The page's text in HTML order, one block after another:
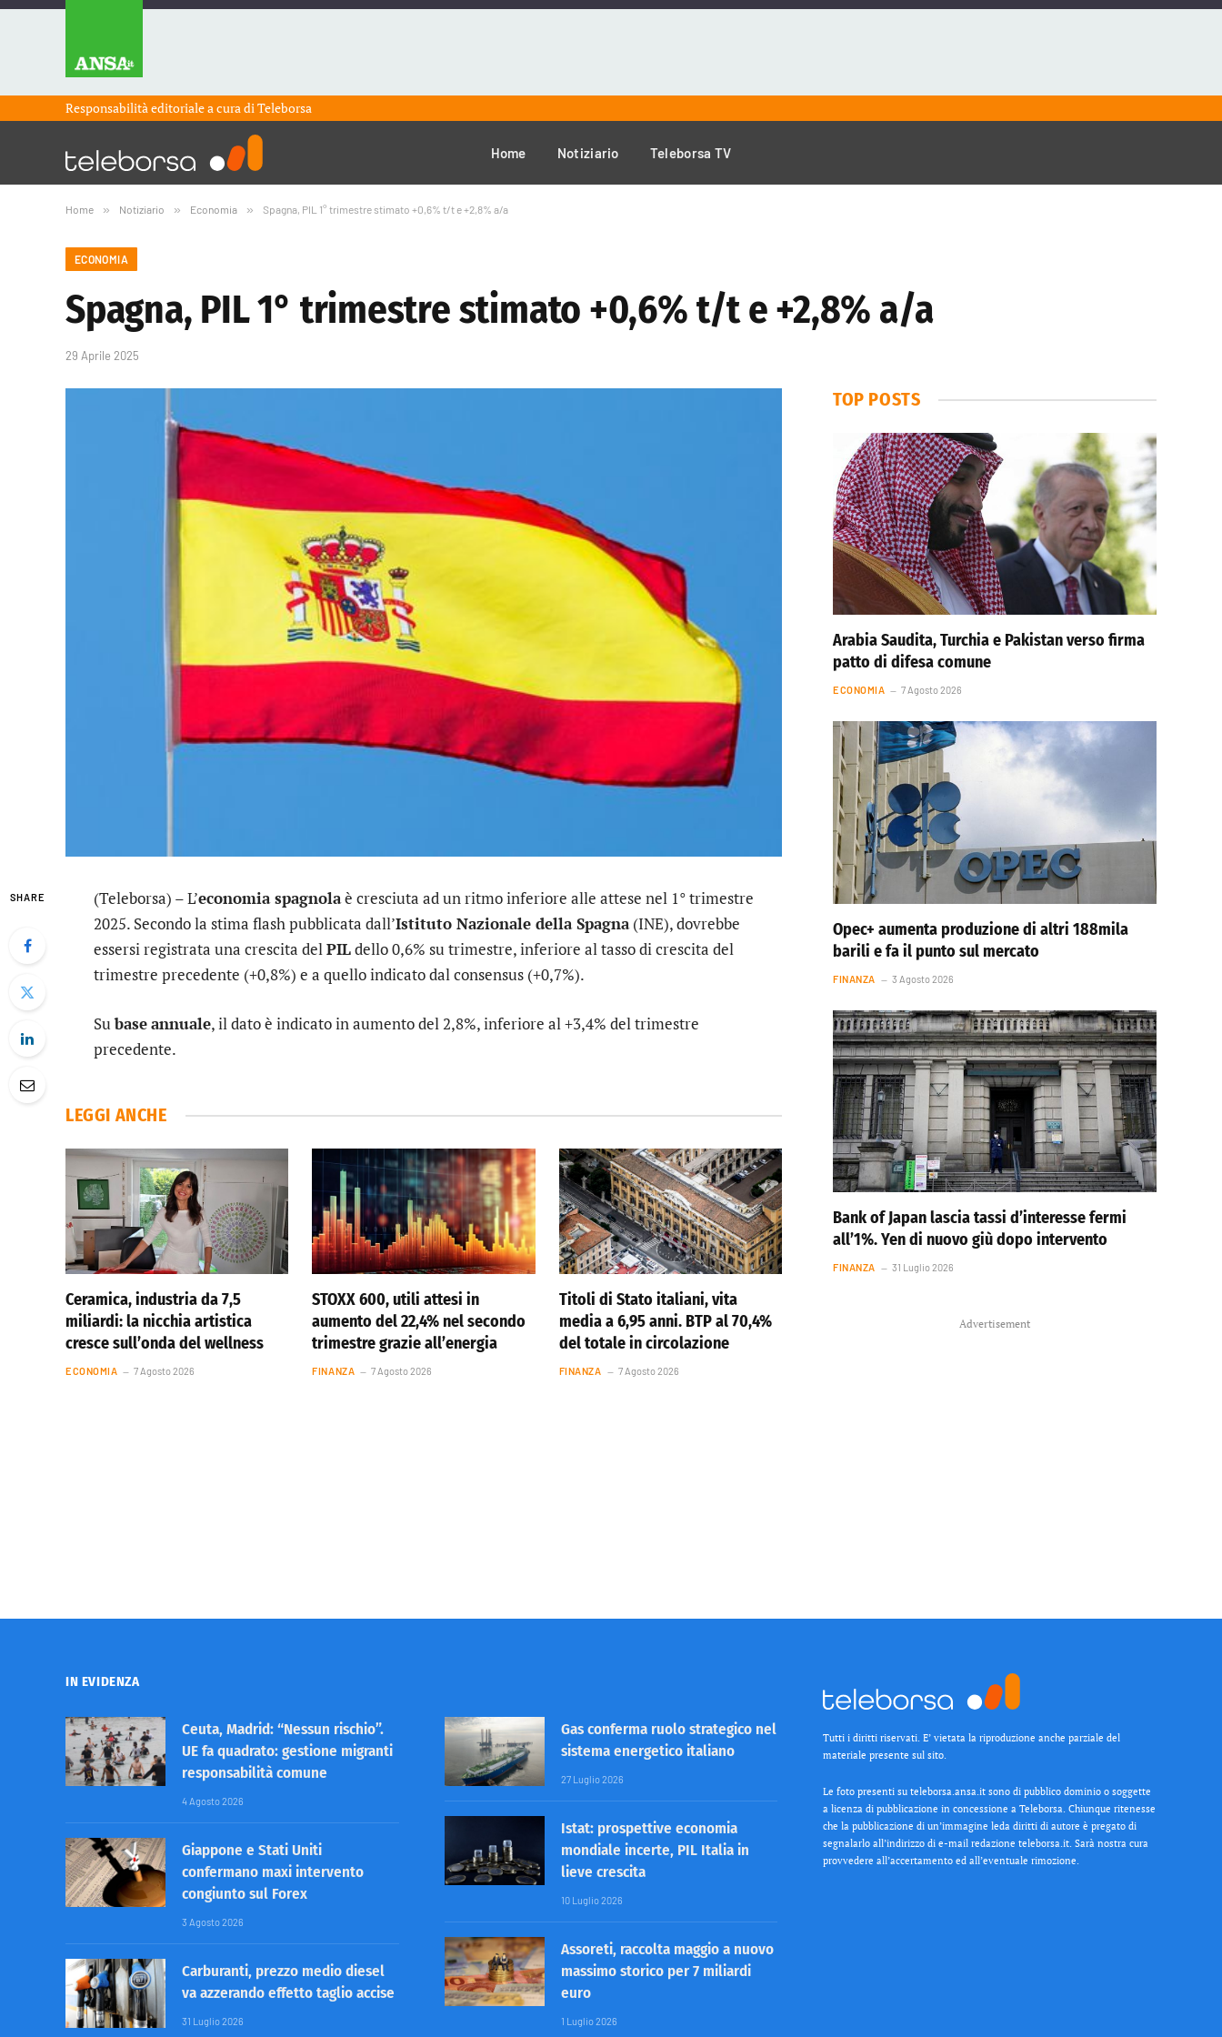
Responsabilità editoriale a cura diTeleborsa
Home Notiziario Teleborsa TV
Home » Notiziario » Economia » Spagna, PIL 1° trimestre stimato +0,6% t/t e +2,8% a/a
ECONOMIA
Spagna, PIL 1° trimestre stimato +0,6% t/t e +2,8% a/a
29 Aprile 2025
SHARE (Teleborsa) – L’economia spagnolaè cresciuta ad un ritmo inferiore alle attese nel 1° trimestre
2025. Secondo la stima flash pubblicata dall’Istituto Nazionale della Spagna(INE), dovrebbe
essersi registrata una crescita delPILdello 0,6% su trimestre, inferiore al tasso di crescita del
trimestre precedente (+0,8%) e a quello indicato dal consensus (+0,7%).
Subaseannuale, il dato è indicato in aumento del 2,8%, inferiore al +3,4% del trimestre
precedente.
LEGGI ANCHE
Ceramica, industria da 7,5
miliardi: la nicchia artistica
cresce sull’onda del wellness
ECONOMIA 7 Agosto 2026
STOXX 600, utili attesi in
aumento del 22,4% nel secondo
trimestre grazie all’energia
FINANZA 7 Agosto 2026
Titoli di Stato italiani, vita
media a 6,95 anni. BTP al 70,4%
del totale in circolazione
FINANZA 7 Agosto 2026
TOP POSTS
Arabia Saudita, Turchia e Pakistan verso firma
patto di difesa comune
ECONOMIA 7 Agosto 2026
Opec+ aumenta produzione di altri 188mila
barili e fa il punto sul mercato
FINANZA 3 Agosto 2026
Bank of Japan lascia tassi d’interesse fermi
all’1%. Yen di nuovo giù dopo intervento
FINANZA 31 Luglio 2026
Advertisement
IN EVIDENZA
Ceuta, Madrid: “Nessun rischio”.
UE fa quadrato: gestione migranti
responsabilità comune
4 Agosto 2026
Giappone e Stati Uniti
confermano maxi intervento
congiunto sul Forex
3 Agosto 2026
Carburanti, prezzo medio diesel
va azzerando effetto taglio accise
31 Luglio 2026
Gas conferma ruolo strategico nel
sistema energetico italiano
27 Luglio 2026
Istat: prospettive economia
mondiale incerte, PIL Italia in
lieve crescita
10 Luglio 2026
Assoreti, raccolta maggio a nuovo
massimo storico per 7 miliardi
euro
1 Luglio 2026
Tutti i diritti riservati. E’ vietata la riproduzione anche parziale del
materiale presente sul sito.
Le foto presenti su teleborsa.ansa.it sono di pubblico dominio o soggette
a licenza di pubblicazione in concessione a Teleborsa. Chiunque ritenesse
che la pubblicazione di un’immagine leda diritti di autore è pregato di
segnalarlo all’indirizzo di e-mail redazione teleborsa.it. Sarà nostra cura
provvedere all’accertamento ed all’eventuale rimozione.